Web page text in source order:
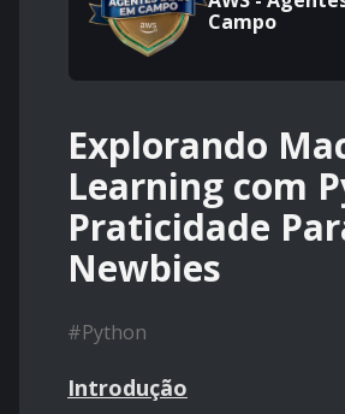
Campo
Explorando
Learning com
Praticidade
Newbies
#Python
Introdução